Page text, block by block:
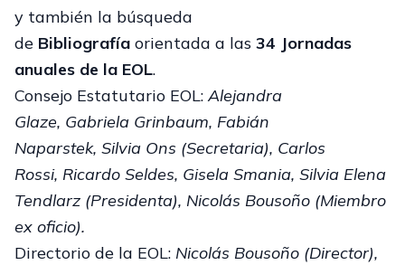
y también la búsqueda
de Bibliografía orientada a las 34 Jornadas
anuales de la EOL.
Consejo Estatutario EOL:Alejandra
Glaze, Gabriela Grinbaum, Fabián
Naparstek, Silvia Ons (Secretaria), Carlos
Rossi, Ricardo Seldes, Gisela Smania, Silvia Elena
Tendlarz (Presidenta), Nicolás Bousoño (Miembro
ex oficio).
Directorio de la EOL: Nicolás Bousoño (Director),